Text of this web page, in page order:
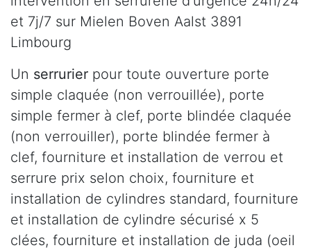
et 7j/7 sur Mielen Boven Aalst 3891
Limbourg
Un serrurier pour toute ouverture porte
simple claquée (non verrouillée), porte
simple fermer à clef, porte blindée claquée
(non verrouiller), porte blindée fermer à
clef, fourniture et installation de verrou et
serrure prix selon choix, fourniture et
installation de cylindres standard, fourniture
et installation de cylindre sécurisé x 5
clées, fourniture et installation de juda (oeil